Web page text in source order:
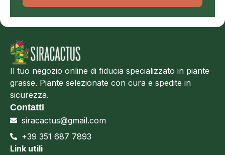
Il tuo negozio online di fiducia specializzato in piante
grasse. Piante selezionate con cura e spedite in
sicurezza.
Contatti
siracactus@gmail.com
+39 351 687 7893
Link utili